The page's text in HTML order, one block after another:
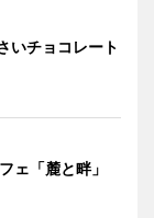
いチョコレート
ェ「麓と畔」